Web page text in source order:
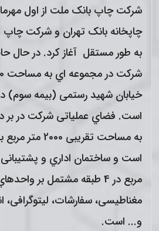
چاپخانه بانک تهران و شرکت چاپ
به طور مستقل آغاز کرد. در
خیابان شهید رستمی (بیمه سوم)
به مساحت تقریبی 2000 متر مربع براي چاپ
مربع در 4 طبقه مشتمل بر
مغناطیسی، سفارشات، لیتوگرافی،
و... است.